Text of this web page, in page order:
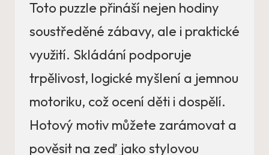
Toto puzzle přináší nejen hodiny
soustředěné zábavy, ale i praktické
využití. Skládání podporuje
trpělivost, logické myšlení a jemnou
motoriku, což ocení děti i dospělí.
Hotový motiv můžete zarámovat a
pověsit na zeď jako stylovou